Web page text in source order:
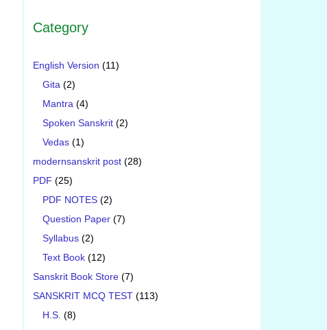
Category
English Version (11)
Gita (2)
Mantra (4)
Spoken Sanskrit (2)
Vedas (1)
modernsanskrit post (28)
PDF (25)
PDF NOTES (2)
Question Paper (7)
Syllabus (2)
Text Book (12)
Sanskrit Book Store (7)
SANSKRIT MCQ TEST (113)
H.S. (8)